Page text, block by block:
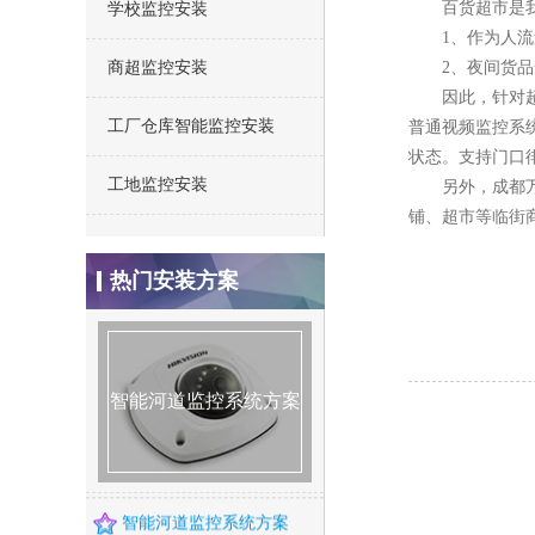
学校监控安装
商超监控安装
工厂仓库智能监控安装
工地监控安装
热门安装方案
智能河道监控系统方案
智能河道监控系统方案
智能河道监控系统方案
仓库安防监控安装方案
别墅监控安装方案
连锁店监控安装方案
智能火焰识别监控方案
智能河道监控系统方案
百货超市是
1、作为人
2、夜间货
因此，针对
普通视频监控系
状态。支持门口
另外，成都
铺、超市等临街